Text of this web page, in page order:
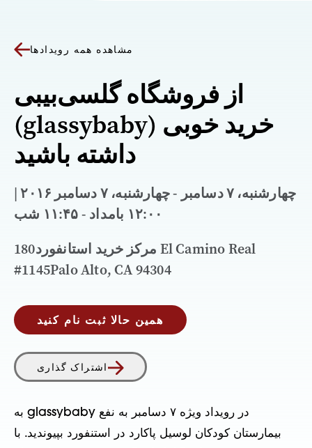
مشاهده همه رویدادها
از فروشگاه گلسی‌بیبی
(glassybaby) خرید خوبی
داشته باشید
چهارشنبه، ۷ دسامبر - چهارشنبه، ۷ دسامبر ۲۰۱۶ |
۱۲:۰۰ بامداد - ۱۱:۴۵ شب
مرکز خرید استانفورد180 El Camino Real
#1145Palo Alto, CA 94304
همین حالا ثبت نام کنید
اشتراک گذاری
به glassybaby در رویداد ویژه ۷ دسامبر به نفع
بیمارستان کودکان لوسیل پاکارد در استنفورد بپیوندید. با